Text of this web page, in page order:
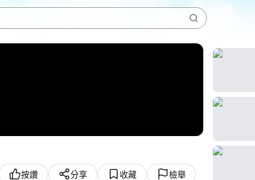
按讚 分享 收藏 檢舉